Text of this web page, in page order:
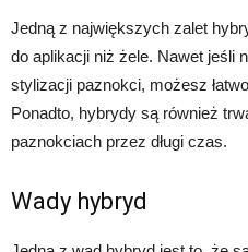
Jedną z największych zalet
do aplikacji niż żele. Nawet jeśli
stylizacji paznokci, możesz
Ponadto, hybrydy są również
paznokciach przez długi czas.
Wady hybryd